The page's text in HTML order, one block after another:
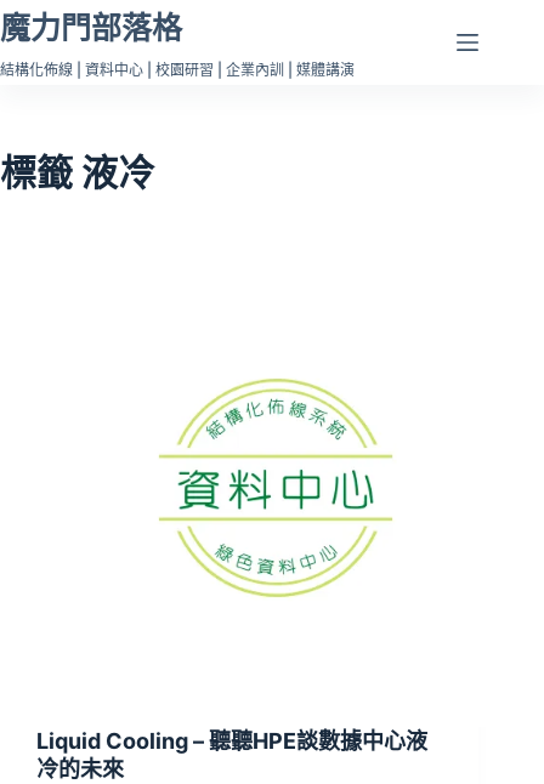
跳
至
主
容
魔力門部落格
結構化佈線 | 資料中心 | 校園研習 | 企業內訓 | 媒體講演
標籤 液冷
Liquid Cooling – 聽聽HPE談數據中心液
冷的未來